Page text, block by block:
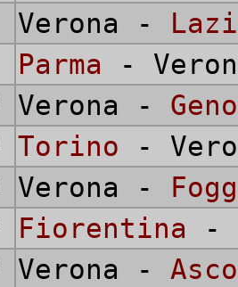
Verona -
Parma -
Verona -
Torino -
Verona -
Fiorentina -
Verona -